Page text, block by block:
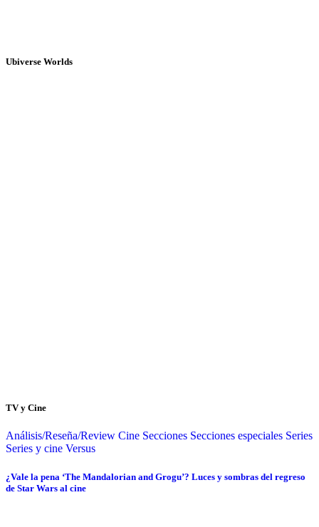
Ubiverse Worlds
TV y Cine
Análisis/Reseña/Review Cine Secciones Secciones especiales Series
Series y cine Versus
¿Vale la pena ‘The Mandalorian and Grogu’? Luces y sombras del regreso
de Star Wars al cine